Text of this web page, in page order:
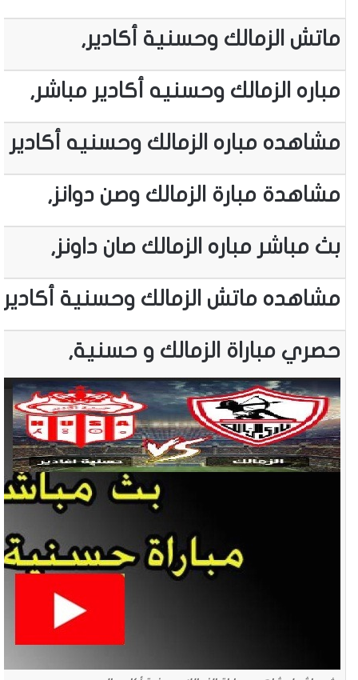
ماتش الزمالك وحسنية أكادير,
مباره الزمالك وحسنيه أكادير مباشر,
مشاهده مباره الزمالك وحسنيه أكادير
مشاهدة مبارة الزمالك وصن دوانز,
بث مباشر مباره الزمالك صان داونز,
مشاهده ماتش الزمالك وحسنية
حصري مباراة الزمالك و حسنية,